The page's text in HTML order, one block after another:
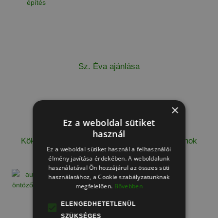
Sz. Éva ajánlása
Kökény Roland olimpiai, világ- és Európa-bajnok
magyar kajakozó ajánlása
×
Ez a weboldal sütiket
használ
Ez a weboldal sütiket használ a felhasználói
élmény javítása érdekében. A weboldalunk
használatával Ön hozzájárul az összes süti
használatához, a Cookie szabályzatunknak
megfelelően. Bővebben
ELENGEDHETETLENÜL
SZÜKSÉGES